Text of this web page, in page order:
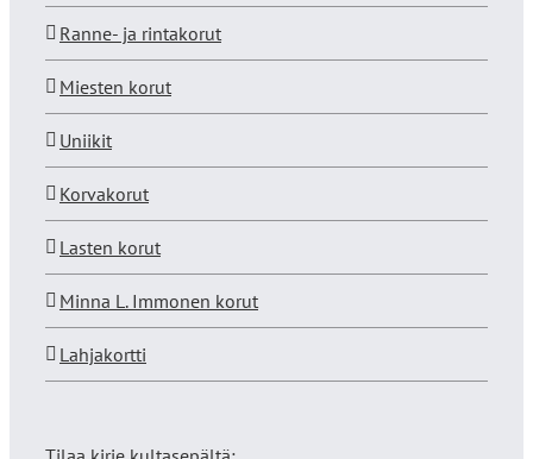
Ranne- ja rintakorut
Miesten korut
Uniikit
Korvakorut
Lasten korut
Minna L. Immonen korut
Lahjakortti